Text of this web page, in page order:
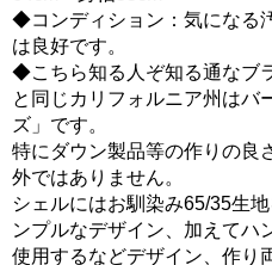
◆コンディション：気になる
は良好です。
◆こちら知る人ぞ知る通なブ
と同じカリフォルニア州はバ
ズ」です。
特にダウン製品等の作りの良
外ではありません。
シェルにはお馴染み65/35生
ンプルなデザイン、加えてハ
使用するなどデザイン、作り